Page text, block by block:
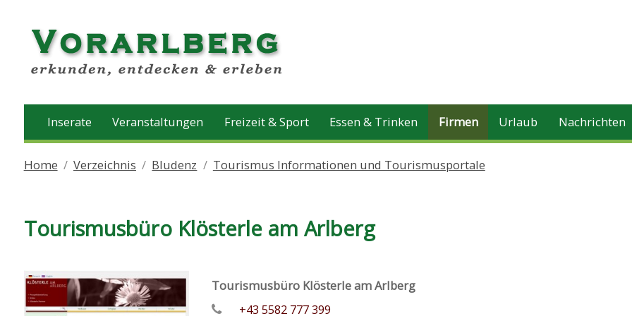
Inserate Veranstaltungen Freizeit & Sport Essen & Trinken Firmen Urlaub Nachrichten
Home Verzeichnis Bludenz Tourismus Informationen und Tourismusportale
Tourismusbüro Klösterle am Arlberg
Tourismusbüro Klösterle am Arlberg
+43 5582 777 399